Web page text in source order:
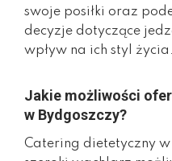
swoje posiłki oraz
decyzje dotyczące
wpływ na ich styl życia.
Jakie możliwości
w Bydgoszczy?
Catering dietetyczny